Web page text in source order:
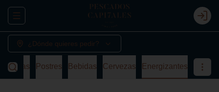
Abrir menu de navegación Login
¿Dónde quieres pedir?
Sopas Postres Bebidas Cervezas Energizantes